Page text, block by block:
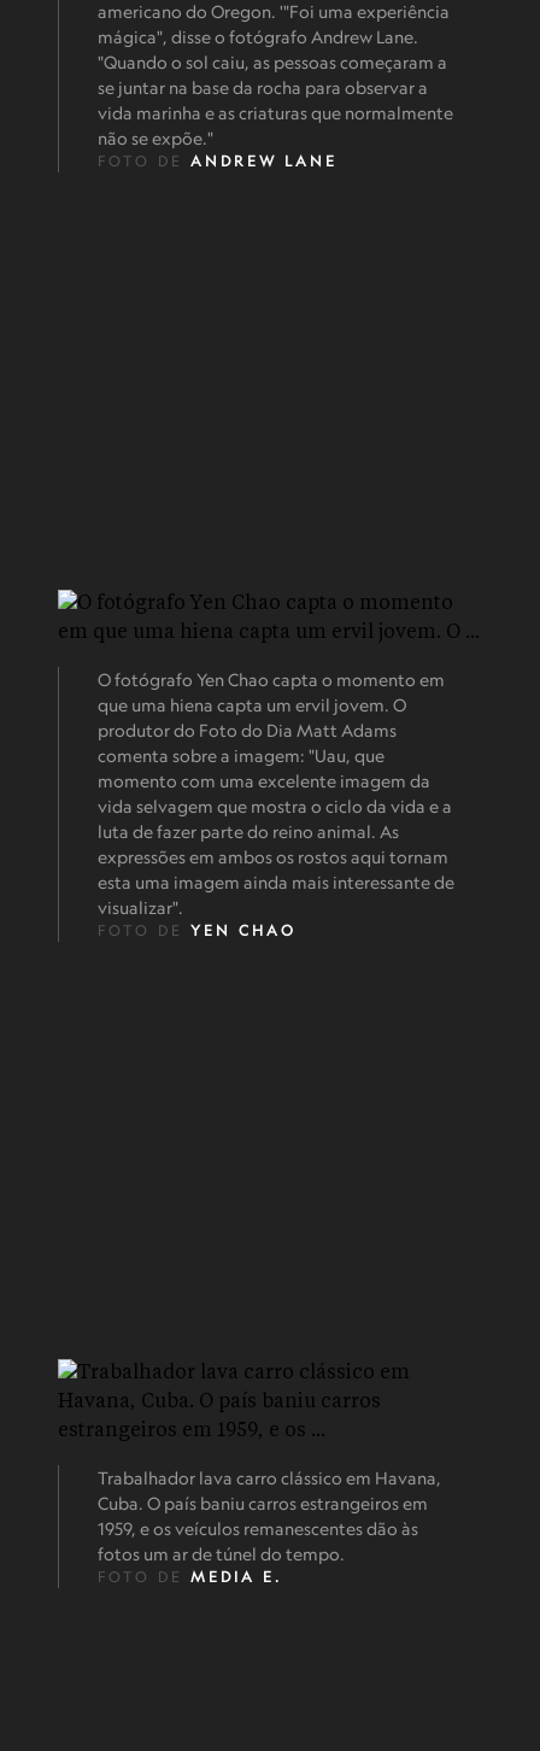
americano do Oregon. '"Foi uma experiência
mágica", disse o fotógrafo Andrew Lane.
"Quando o sol caiu, as pessoas começaram a
se juntar na base da rocha para observar a
vida marinha e as criaturas que normalmente
não se expõe."
FOTO DE ANDREW LANE
O fotógrafo Yen Chao capta o momento em
que uma hiena capta um ervil jovem. O
produtor do Foto do Dia Matt Adams
comenta sobre a imagem: "Uau, que
momento com uma excelente imagem da
vida selvagem que mostra o ciclo da vida e a
luta de fazer parte do reino animal. As
expressões em ambos os rostos aqui tornam
esta uma imagem ainda mais interessante de
visualizar".
FOTO DE YEN CHAO
Trabalhador lava carro clássico em Havana,
Cuba. O país baniu carros estrangeiros em
1959, e os veículos remanescentes dão às
fotos um ar de túnel do tempo.
FOTO DE MEDIA E.